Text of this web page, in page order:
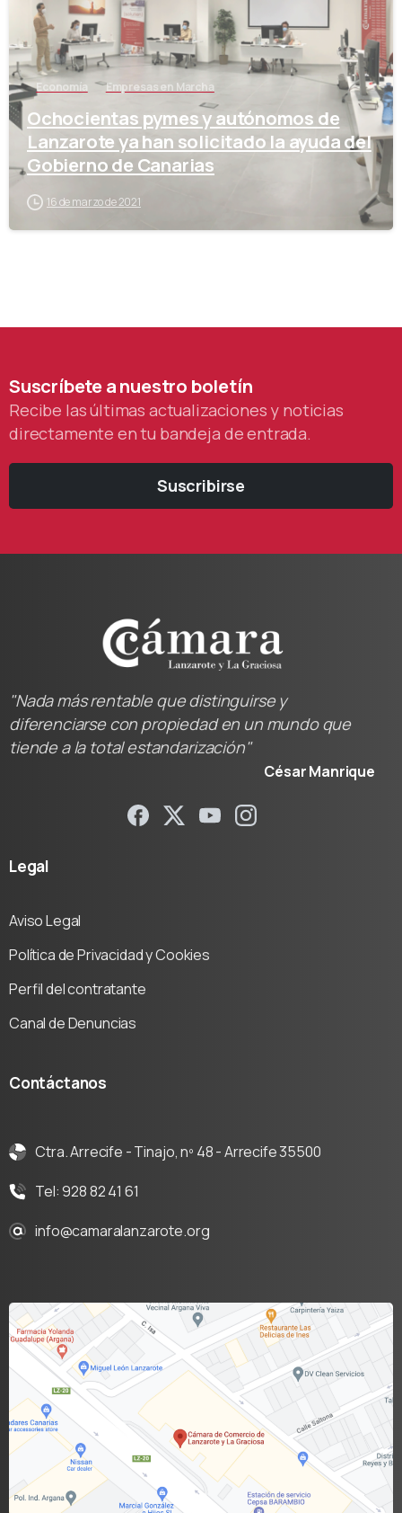
Economía Empresas en Marcha
Ochocientas pymes y autónomos de
Lanzarote ya han solicitado la ayuda del
Gobierno de Canarias
16 de marzo de 2021
Suscríbeteanuestro boletín
Recibe las últimas actualizaciones y noticias
directamente en tu bandeja de entrada.
Suscribirse
"Nada más rentable que distinguirse y
diferenciarse con propiedad en un mundo que
tiende a la total estandarización"
César Manrique
Legal
Aviso Legal
Política de Privacidad y Cookies
Perfil del contratante
Canal de Denuncias
Contáctanos
Ctra. Arrecife - Tinajo, nº 48 - Arrecife 35500
Tel: 928 82 41 61
info@camaralanzarote.org